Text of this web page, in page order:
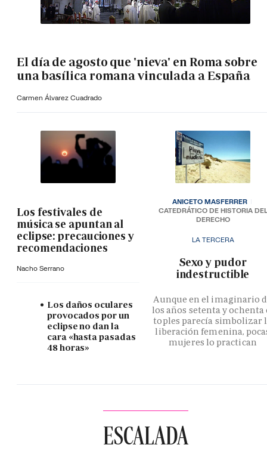
El día de agosto que 'nieva' en Roma sobre
una basílica romana vinculada a España
Carmen Álvarez Cuadrado
Los festivales de
música se apuntan al
eclipse: precauciones y
recomendaciones
Nacho Serrano
Los daños oculares
provocados por un
eclipse no dan la
cara «hasta pasadas
48 horas»
LA TERCERA
­Sexo y pudor
indestructible
Aunque en el imaginario
los años setenta y ochenta
toples parecía simbolizar
liberación femenina,
mujeres lo practican
ANICETO MASFERRER
CATEDRÁTICO DE HISTORIA DEL
DERECHO
ESCALADA